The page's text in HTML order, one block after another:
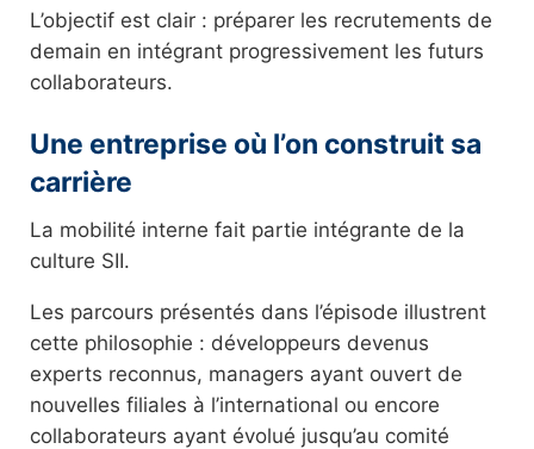
L’objectif est clair : préparer les recrutements de
demain en intégrant progressivement les futurs
collaborateurs.
Une entreprise où l’on construit sa
carrière
La mobilité interne fait partie intégrante de la
culture SII.
Les parcours présentés dans l’épisode illustrent
cette philosophie : développeurs devenus
experts reconnus, managers ayant ouvert de
nouvelles filiales à l’international ou encore
collaborateurs ayant évolué jusqu’au comité